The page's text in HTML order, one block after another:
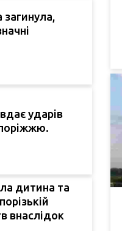
ударів
дитина та
внаслідок